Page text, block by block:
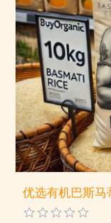
优选有机巴斯马